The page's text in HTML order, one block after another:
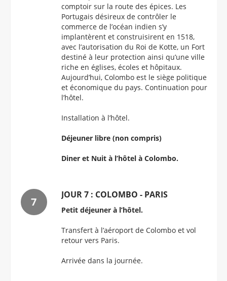
comptoir sur la route des épices. Les
Portugais désireux de contrôler le
commerce de l’océan indien s’y
implantèrent et construisirent en 1518,
avec l’autorisation du Roi de Kotte, un Fort
destiné à leur protection ainsi qu’une ville
riche en églises, écoles et hôpitaux.
Aujourd’hui, Colombo est le siège politique
et économique du pays. Continuation pour
l’hôtel.
Installation à l’hôtel.
Déjeuner libre (non compris)
Diner et Nuit à l’hôtel à Colombo.
JOUR 7 : COLOMBO - PARIS
Petit déjeuner à l’hôtel.
Transfert à l’aéroport de Colombo et vol
retour vers Paris.
Arrivée dans la journée.